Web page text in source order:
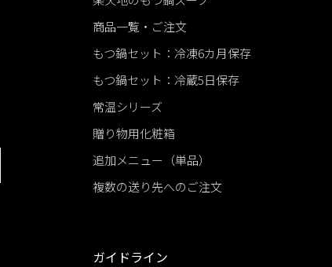
商品一覧・ご注文
もつ鍋セット：冷凍6カ月保存
もつ鍋セット：冷蔵5日保存
常温シリーズ
贈り物用化粧箱
追加メニュー（単品）
複数の送り先へのご注文
ガイドライン